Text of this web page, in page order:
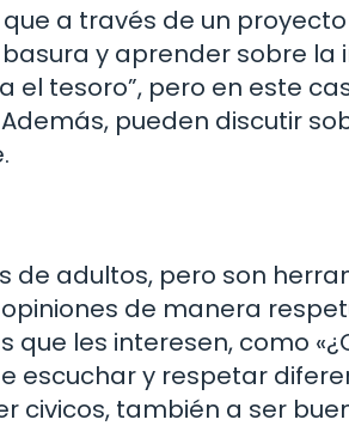
a través de un
y aprender sobre
el tesoro”, pero en este
pueden discutir
de adultos, pero son
de manera
les interesen, como
escuchar y respetar
civicos, también a ser